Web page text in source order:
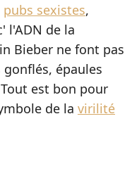
pubs sexistes,
l'ADN de la
Bieber ne font pas
épaules
est bon pour
de la virilité